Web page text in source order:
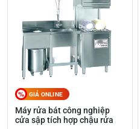
GIÁ ONLINE
Máy rửa bát công nghiệp
cửa sập tích hợp chậu rửa